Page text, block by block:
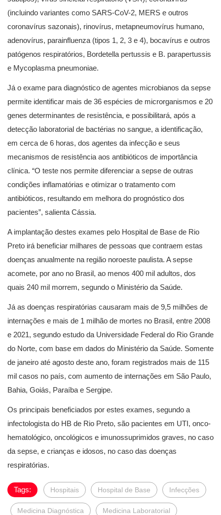
(incluindo variantes como SARS-CoV-2, MERS e outros
coronavírus sazonais), rinovírus, metapneumovírus humano,
adenovírus, parainfluenza (tipos 1, 2, 3 e 4), bocavírus e outros
patógenos respiratórios, Bordetella pertussis e B. parapertussis
e Mycoplasma pneumoniae.
Já o exame para diagnóstico de agentes microbianos da sepse
permite identificar mais de 36 espécies de microrganismos e 20
genes determinantes de resistência, e possibilitará, após a
detecção laboratorial de bactérias no sangue, a identificação,
em cerca de 6 horas, dos agentes da infecção e seus
mecanismos de resistência aos antibióticos de importância
clínica. “O teste nos permite diferenciar a sepse de outras
condições inflamatórias e otimizar o tratamento com
antibióticos, resultando em melhora do prognóstico dos
pacientes”, salienta Cássia.
A implantação destes exames pelo Hospital de Base de Rio
Preto irá beneficiar milhares de pessoas que contraem estas
doenças anualmente na região noroeste paulista. A sepse
acomete, por ano no Brasil, ao menos 400 mil adultos, dos
quais 240 mil morrem, segundo o Ministério da Saúde.
Já as doenças respiratórias causaram mais de 9,5 milhões de
internações e mais de 1 milhão de mortes no Brasil, entre 2008
e 2021, segundo estudo da Universidade Federal do Rio Grande
do Norte, com base em dados do Ministério da Saúde. Somente
de janeiro até agosto deste ano, foram registrados mais de 115
mil casos no país, com aumento de internações em São Paulo,
Bahia, Goiás, Paraíba e Sergipe.
Os principais beneficiados por estes exames, segundo a
infectologista do HB de Rio Preto, são pacientes em UTI, onco-
hematológico, oncológicos e imunossuprimidos graves, no caso
da sepse, e crianças e idosos, no caso das doenças
respiratórias.
Tags: Hospitais Hospital de Base Infecções
Medicina Diagnóstica Medicina Laboratorial